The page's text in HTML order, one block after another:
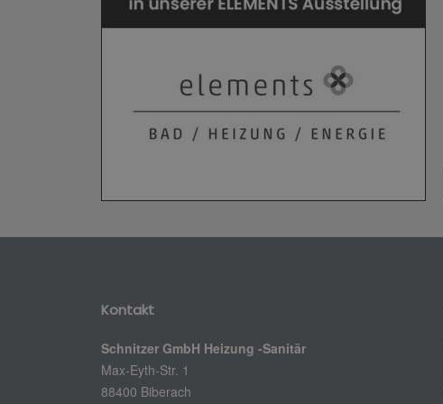
Kontakt
Schnitzer GmbH Heizung -Sanitär
Max-Eyth-Str. 1
88400 Biberach